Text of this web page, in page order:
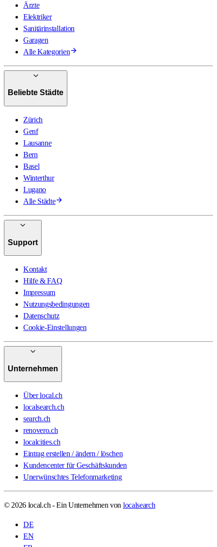
Ärzte
Elektriker
Sanitärinstallation
Garagen
Alle Kategorien
Beliebte Städte
Zürich
Genf
Lausanne
Bern
Basel
Winterthur
Lugano
Alle Städte
Support
Kontakt
Hilfe & FAQ
Impressum
Nutzungsbedingungen
Datenschutz
Cookie-Einstellungen
Unternehmen
Über local.ch
localsearch.ch
search.ch
renovero.ch
localcities.ch
Eintrag erstellen / ändern / löschen
Kundencenter für Geschäftskunden
Unerwünschtes Telefonmarketing
© 2026 local.ch - Ein Unternehmen von localsearch
DE
EN